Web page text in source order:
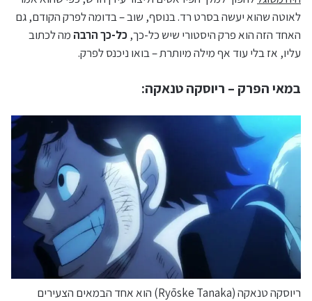
לאוטה שהוא יעשה בסרט רד. בנוסף, שוב – בדומה לפרק הקודם, גם
האחד הזה הוא פרק היסטורי שיש כל-כך, כל-כך הרבה מה לכתוב
עליו, אז בלי עוד אף מילה מיותרת – בואו ניכנס לפרק.
במאי הפרק – ריוסקה טנאקה:
ריוסקה טנאקה (Ryōske Tanaka) הוא אחד הבמאים הצעירים